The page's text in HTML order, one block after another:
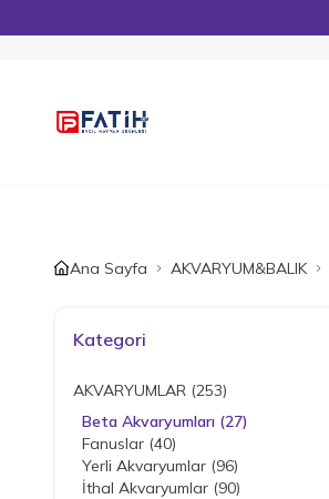
Ana Sayfa AKVARYUM&BALIK
Kategori
AKVARYUMLAR (253)
Beta Akvaryumları (27)
Fanuslar (40)
Yerli Akvaryumlar (96)
İthal Akvaryumlar (90)